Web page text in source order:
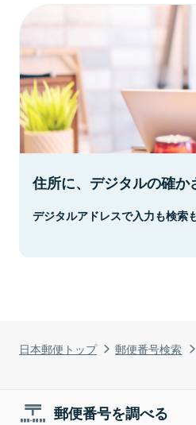
日本郵便トップ 郵便番号検索
住所に、デジタルの確か
デジタルアドレスで入力も検索
郵便番号を調べる